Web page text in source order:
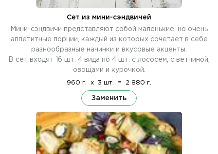
Сет из мини-сэндвичей
Мини-сэндвичи представляют собой маленькие, но очень
аппетитные порции, каждый из которых сочетает в себе
разнообразные начинки и вкусовые акценты.
В сет входят 16 шт: 4 вида по 4 шт: с лососем, с ветчиной,
овощами и курочкой.
960 г. x 3 шт. = 2 880 г.
Заменить